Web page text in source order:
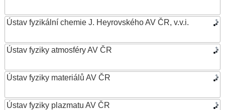
Ústav fyzikální chemie J. Heyrovského AV ČR, v.v.i.
Ústav fyziky atmosféry AV ČR
Ústav fyziky materiálů AV ČR
Ústav fyziky plazmatu AV ČR